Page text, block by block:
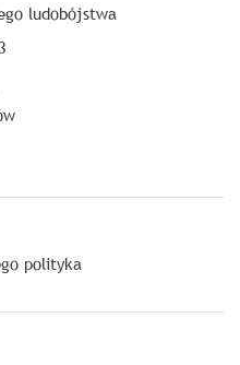
ludobójstwa
polityka